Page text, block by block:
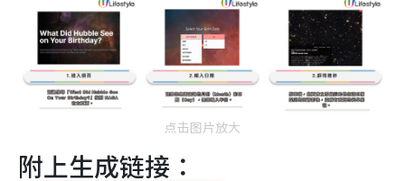
点击图片放大
附上生成链接：